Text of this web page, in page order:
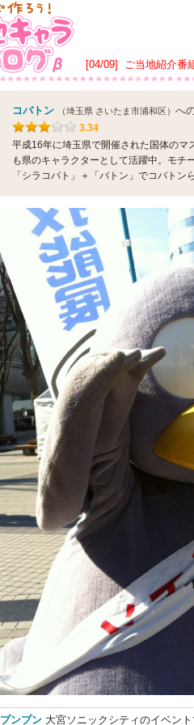
[04/09] ご当地紹介番
コバトン （埼玉県 さいたま市浦和区） へ
3.34
平成16年に埼玉県で開催された国体のマ
も県のキャラクターとして活躍中。モチ
「シラコバト」＋「バトン」でコバトン
プンプン 大宮ソニックシティのイベン